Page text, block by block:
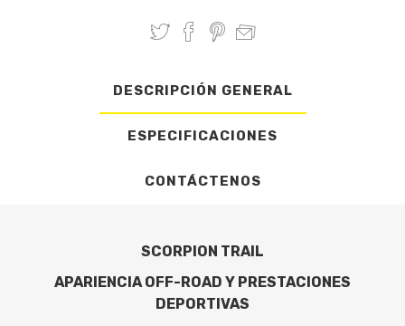
DESCRIPCIÓN GENERAL
ESPECIFICACIONES
CONTÁCTENOS
SCORPION TRAIL
APARIENCIA OFF-ROAD Y PRESTACIONES
DEPORTIVAS